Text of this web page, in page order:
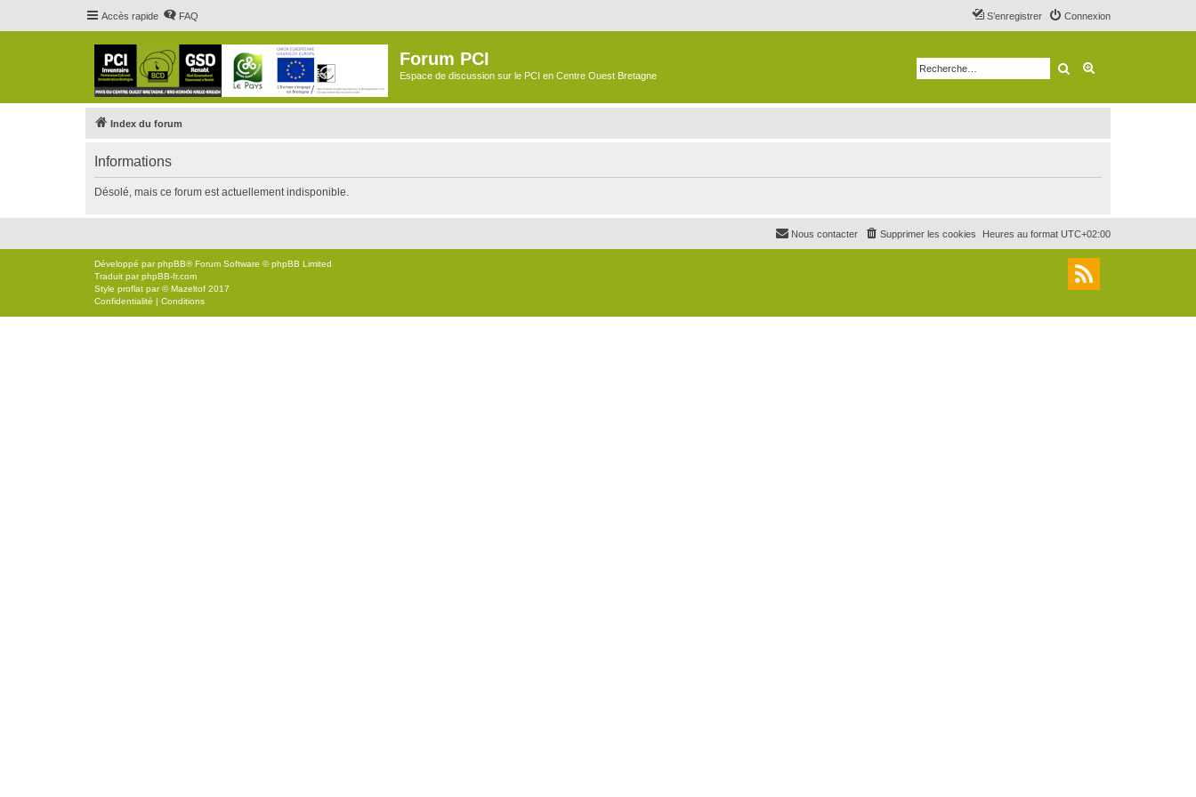
Accès rapide FAQ Connexion
S’enregistrer
Forum PCI
Espace de discussion sur le PCI en Centre Ouest Bretagne Rechercher
Index du forum
Informations
Désolé, mais ce forum est actuellement indisponible.
Heures au format UTC+02:00
Supprimer les cookies
Nous contacter
Développé parphpBB® Forum Software © phpBB Limited
Traduit parphpBB-fr.com
Style proflat par ©Mazeltof 2017
Confidentialité | Conditions